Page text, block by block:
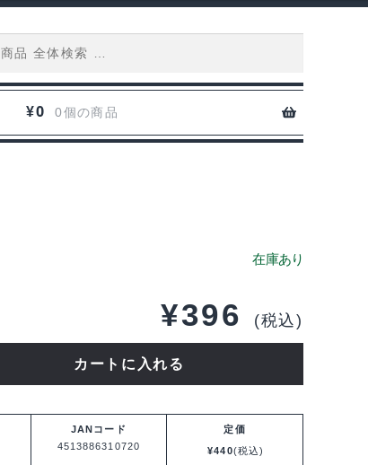
¥0 0個の商品
¥396 (税込)
カートに入れる
JANコード
4513886310720
定価
¥440(税込)